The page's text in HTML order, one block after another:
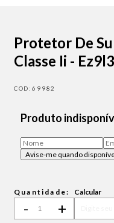
Protetor De
Classe Ii -
69982
Produto
Quantidade:
- +
Calcular